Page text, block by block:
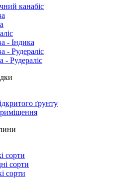
канабіс
- Індика
- Рудераліс
- Рудераліс
ґрунту
сорти
сорти
сорти